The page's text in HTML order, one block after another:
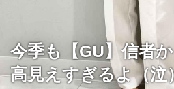
今季も【GU】信者
高見えすぎるよ（泣